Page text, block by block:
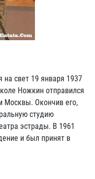
свет 19 января 1937
Ножкин отправился
Москвы. Окончив его,
студию
эстрады. В 1961
и был принят в